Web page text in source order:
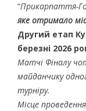
“Прикарпаття-
яке отримало
Другий етап
березні 2026
Матчі Фіналу
майданчику
турніру.
Місце